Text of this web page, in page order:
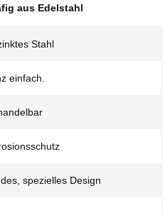
aus Edelstahl
Stahl
einfach.
spezielles Design